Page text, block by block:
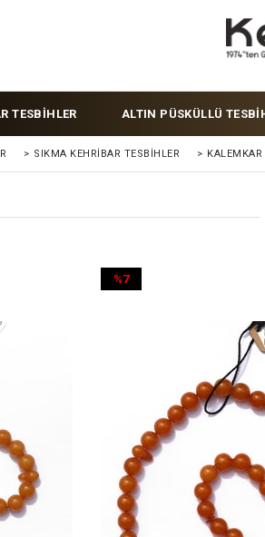
TESBİHLER ALTIN PÜSKÜLLÜ
> SIKMA KEHRİBAR TESBİHLER >
%7